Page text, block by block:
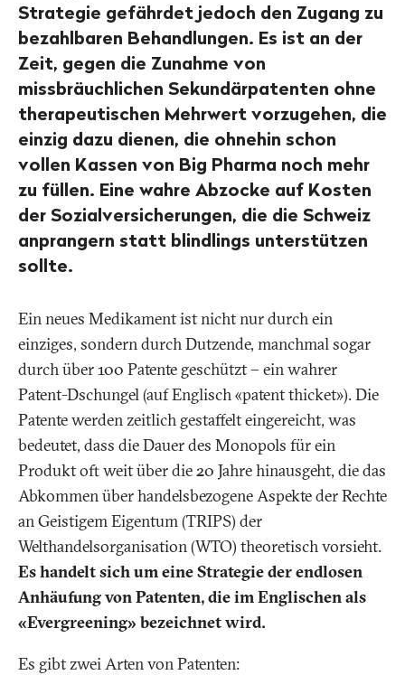
Strategie gefährdet jedoch den Zugang zu
bezahlbaren Behandlungen. Es ist an der
Zeit, gegen die Zunahme von
missbräuchlichen Sekundärpatenten ohne
therapeutischen Mehrwert vorzugehen, die
einzig dazu dienen, die ohnehin schon
vollen Kassen von Big Pharma noch mehr
zu füllen. Eine wahre Abzocke auf Kosten
der Sozialversicherungen, die die Schweiz
anprangern statt blindlings unterstützen
sollte.
Ein neues Medikament ist nicht nur durch ein
einziges, sondern durch Dutzende, manchmal sogar
durch über 100 Patente geschützt – ein wahrer
Patent-Dschungel (auf Englisch «patent thicket»). Die
Patente werden zeitlich gestaffelt eingereicht, was
bedeutet, dass die Dauer des Monopols für ein
Produkt oft weit über die 20 Jahre hinausgeht, die das
Abkommen über handelsbezogene Aspekte der Rechte
an Geistigem Eigentum (TRIPS) der
Welthandelsorganisation (WTO) theoretisch vorsieht.
Es handelt sich um eine Strategie der endlosen
Anhäufung von Patenten, die im Englischen als
«Evergreening» bezeichnet wird.
Es gibt zwei Arten von Patenten: